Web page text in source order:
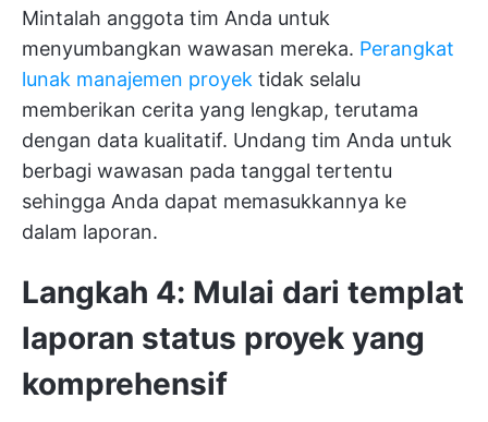
Mintalah anggota tim Anda untuk
menyumbangkan wawasan mereka. Perangkat
lunak manajemen proyek tidak selalu
memberikan cerita yang lengkap, terutama
dengan data kualitatif. Undang tim Anda untuk
berbagi wawasan pada tanggal tertentu
sehingga Anda dapat memasukkannya ke
dalam laporan.
Langkah 4: Mulai dari templat
laporan status proyek yang
komprehensif